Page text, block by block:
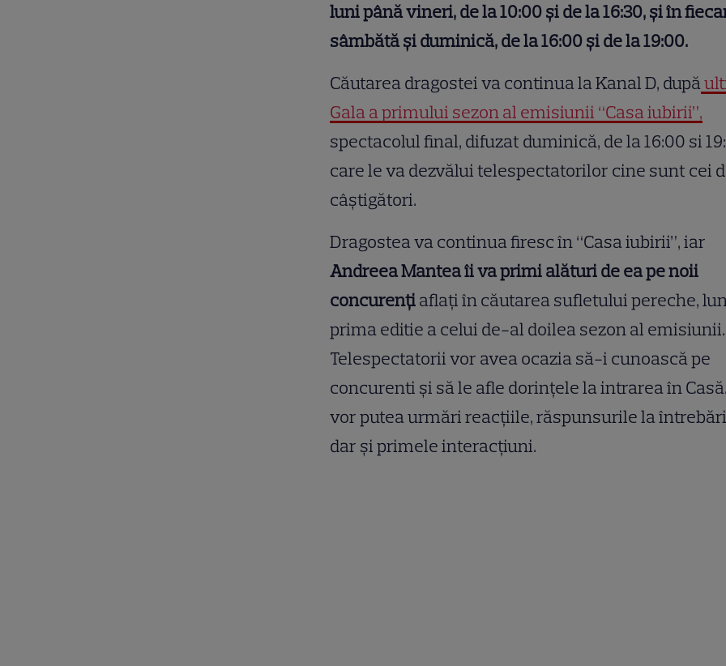
luni până vineri, de la 10:00 şi de la 16:30, şi în
sâmbătă şi duminică, de la 16:00 şi de la 19:00.
Căutarea dragostei va continua la Kanal D, după
Gala a primului sezon al emisiunii “Casa iubirii”,
spectacolul final, difuzat duminică, de la 16:00 si
care le va dezvălui telespectatorilor cine sunt cei
câştigători.
Dragostea va continua firesc în “Casa iubirii”, iar
Andreea Mantea îi va primi alături de ea pe noii
concurenţiaflaţi în căutarea sufletului pereche,
prima editie a celui de-al doilea sezon al emisiunii.
Telespectatorii vor avea ocazia să-i cunoască pe
concurenti şi să le afle dorinţele la intrarea în
vor putea urmări reacţiile, răspunsurile la
dar şi primele interacţiuni.